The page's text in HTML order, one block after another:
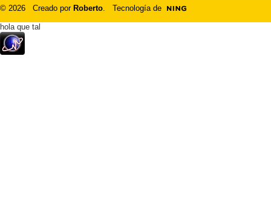
© 2026 Creado por Roberto. Tecnología de
hola que tal